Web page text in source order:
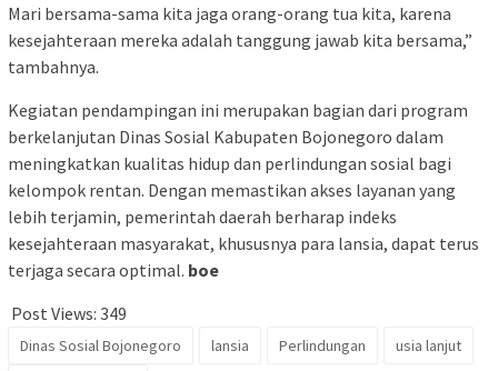
Mari bersama-sama kita jaga orang-orang tua kita, karena
kesejahteraan mereka adalah tanggung jawab kita bersama,”
tambahnya.
Kegiatan pendampingan ini merupakan bagian dari program
berkelanjutan Dinas Sosial Kabupaten Bojonegoro dalam
meningkatkan kualitas hidup dan perlindungan sosial bagi
kelompok rentan. Dengan memastikan akses layanan yang
lebih terjamin, pemerintah daerah berharap indeks
kesejahteraan masyarakat, khususnya para lansia, dapat terus
terjaga secara optimal. boe
Post Views: 349
Dinas Sosial Bojonegoro lansia Perlindungan
usia lanjut